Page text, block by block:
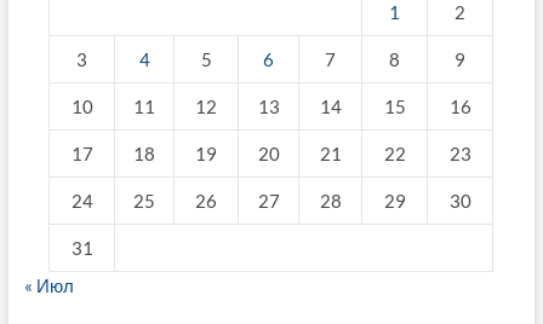
1 2
3 4 5 6 7 8 9
10 11 12 13 14 15 16
17 18 19 20 21 22 23
24 25 26 27 28 29 30
31
« Июл